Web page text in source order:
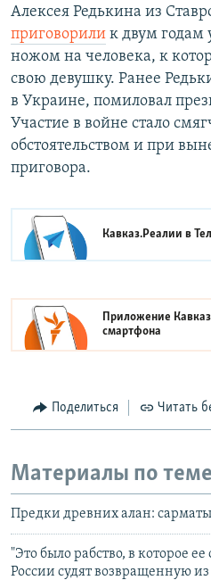
Алексея Редькина из
приговорили к двум годам
ножом на человека, к
свою девушку. Ранее
в Украине, помиловал
Участие в войне стало
обстоятельством и при
приговора.
Кавказ.Реалии в
Приложение
смартфона
Поделиться Читать
Материалы по теме
Предки древних алан:
"Это было рабство, в которое
России судят возвращенную